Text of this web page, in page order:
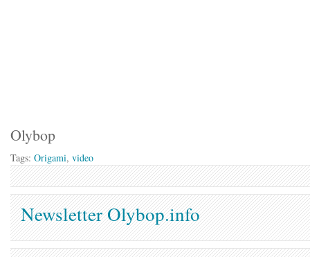
Olybop
Tags: Origami, video
Newsletter Olybop.info